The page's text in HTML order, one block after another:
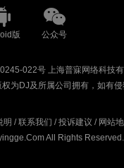
版 公众号
022号 上海普寐网络科技
为DJ及所属公司拥有，如有
明 /联系我们 /投诉建议 / 网站
All Rights Reserved.